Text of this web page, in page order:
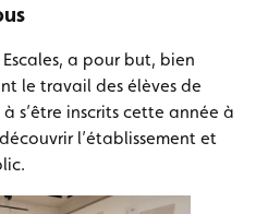
a pour but, bien
le travail des élèves de
s’être inscrits cette année à
l’établissement et